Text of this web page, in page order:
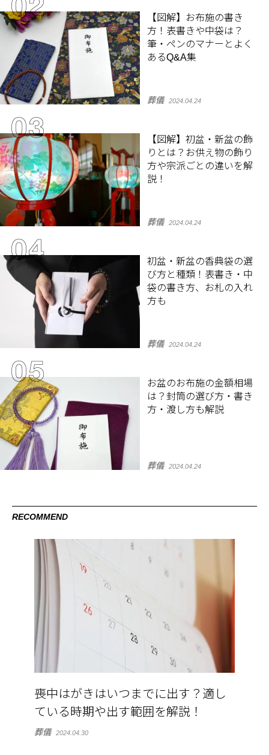
【図解】お布施の書き
方！表書きや中袋は？
筆・ペンのマナーとよく
あるQ&A集
葬儀 2024.04.24
【図解】初盆・新盆の飾
りとは？お供え物の飾り
方や宗派ごとの違いを解
説！
葬儀 2024.04.24
初盆・新盆の香典袋の選
び方と種類！表書き・中
袋の書き方、お札の入れ
方も
葬儀 2024.04.24
お盆のお布施の金額相場
は？封筒の選び方・書き
方・渡し方も解説
葬儀 2024.04.24
RECOMMEND
喪中はがきはいつまでに出す？適し
ている時期や出す範囲を解説！
葬儀 2024.04.30